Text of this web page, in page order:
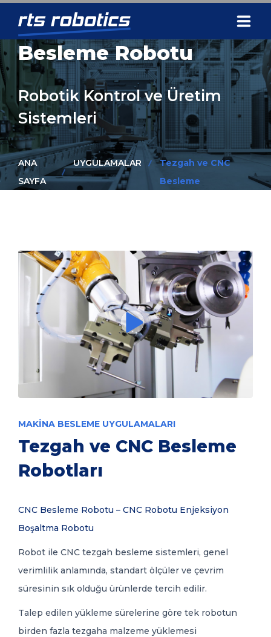
ANA SAYFA
KURUMSAL
UYGULAMALAR
HİZMETLER
ÜRÜNLER
+90 262 503 09 10
info@rtsrobotics.com
EN
Besleme Robotu
Robotik Kontrol ve Üretim
Sistemleri
ANA
SAYFA
UYGULAMALAR
Tezgah ve CNC
Besleme
Tezgah ve CNC Besleme
Robotları
MAKINA BESLEME UYGULAMALARI
CNC Besleme Robotu – CNC Robotu Enjeksiyon
Boşaltma Robotu
Robot ile CNC tezgah besleme sistemleri, genel
verimlilik anlamında, standart ölçüler ve çevrim
süresinin sık olduğu ürünlerde tercih edilir.
Talep edilen yükleme sürelerine göre tek robotun
birden fazla tezgaha malzeme yüklemesi